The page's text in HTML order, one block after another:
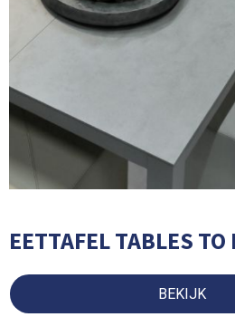
EETTAFEL TABLES TO
BEKIJK